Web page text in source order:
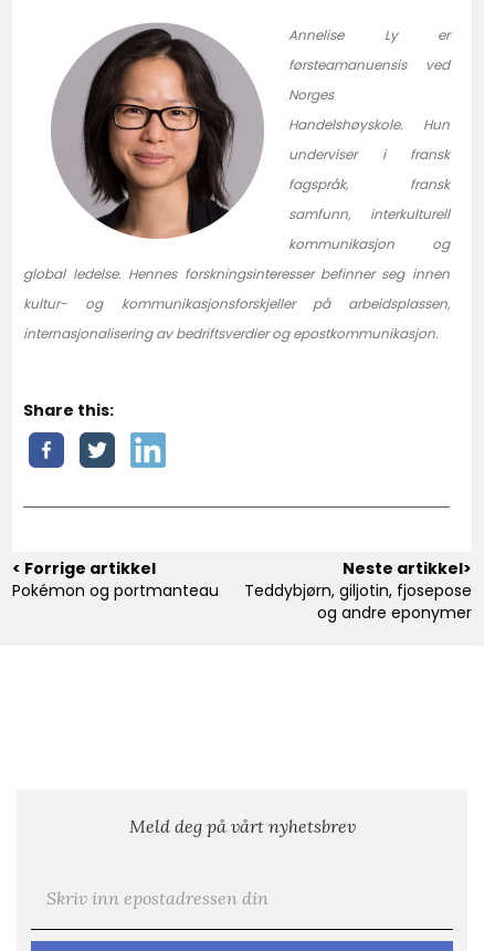
Annelise Ly er
førsteamanuensis ved
Norges
Handelshøyskole. Hun
underviser i fransk
fagspråk, fransk
samfunn, interkulturell
kommunikasjon og
global ledelse. Hennes forskningsinteresser befinner seg innen
kultur- og kommunikasjonsforskjeller på arbeidsplassen,
internasjonalisering av bedriftsverdier og epostkommunikasjon.
Share this:
< Forrige artikkel
Pokémon og portmanteau
Neste artikkel>
Teddybjørn, giljotin, fjosepose
og andre eponymer
Meld deg på vårt nyhetsbrev